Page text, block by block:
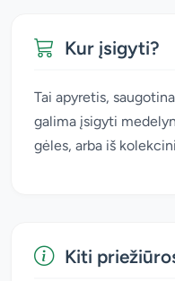
Kur įsigyti?
Tai apyretis,
galima įsigyti
gėles, arba iš
Kiti